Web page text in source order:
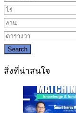
Search
สิ่งที่น่าสนใจ